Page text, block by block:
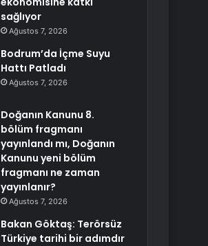
sağlıyor
Ağustos 7, 2026
Bodrum’da İçme Suyu
Hattı Patladı
Ağustos 7, 2026
Doğanın Kanunu 8.
bölüm fragmanı
yayınlandı mı, Doğanın
Kanunu yeni bölüm
fragmanı ne zaman
yayınlanır?
Ağustos 7, 2026
Bakan Göktaş: Terörsüz
Türkiye tarihi bir adımdır